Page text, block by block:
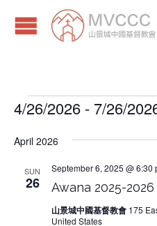
Events
4/26/2026 - 7/26/
date.
April 2026
SUN
26 Awana 2025-2026
September 6, 2025 @ 6:30
山景城中國基督教會 175
United States